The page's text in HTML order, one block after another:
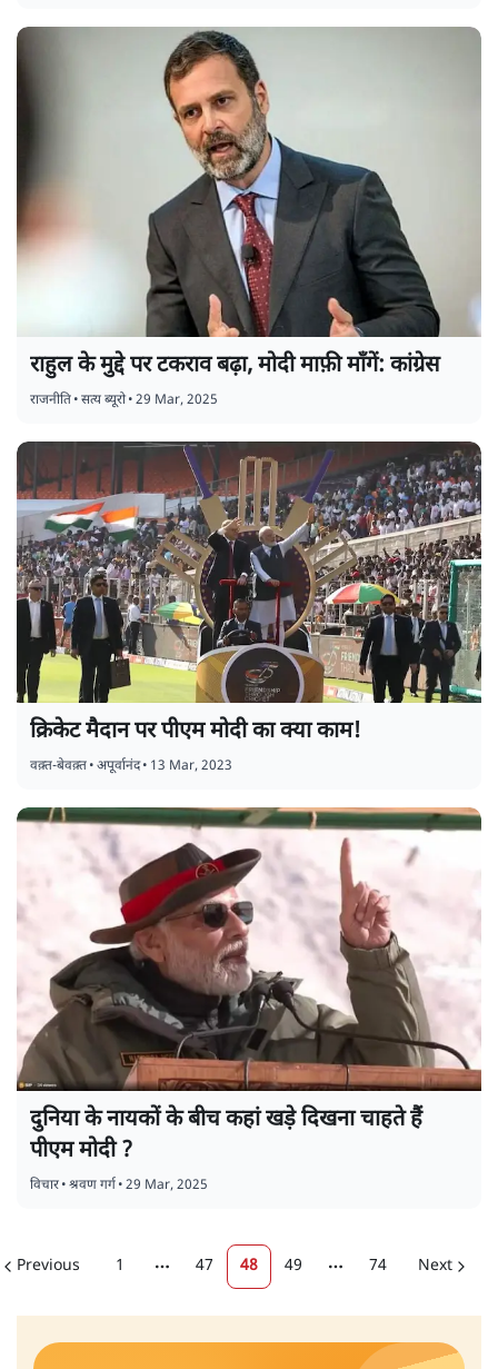
राहुल के मुद्दे पर टकराव बढ़ा, मोदी माफ़ी माँगें: कांग्रेस
राजनीति•सत्य ब्यूरो•29 Mar, 2025
क्रिकेट मैदान पर पीएम मोदी का क्या काम!
वक़्त-बेवक़्त•अपूर्वानंद• 13 Mar, 2023
दुनिया के नायकों के बीच कहां खड़े दिखना चाहते हैं
पीएम मोदी ?
विचार•श्रवण गर्ग•29 Mar, 2025
Previous 1 More pages
47 48 49 More pages
74 Next